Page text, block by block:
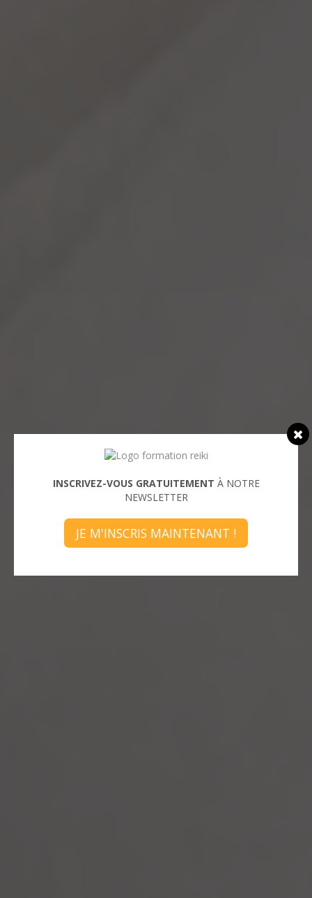
INSCRIVEZ-VOUS GRATUITEMENT À NOTRE
NEWSLETTER
JE M'INSCRIS MAINTENANT !